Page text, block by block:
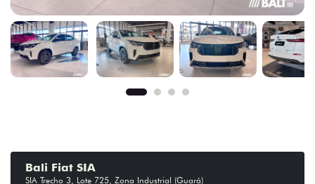
Bali Fiat SIA
SIA Trecho 3, Lote 725, Zona Industrial (Guará)